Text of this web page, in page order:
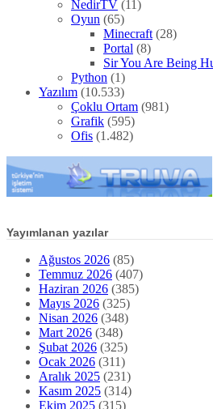
NedirTV (11)
Oyun (65)
Minecraft (28)
Portal (8)
Sir You Are Being
Python (1)
Yazılım (10.533)
Çoklu Ortam (981)
Grafik (595)
Ofis (1.482)
Yayımlanan yazılar
Ağustos 2026 (85)
Temmuz 2026 (407)
Haziran 2026 (385)
Mayıs 2026 (325)
Nisan 2026 (348)
Mart 2026 (348)
Şubat 2026 (325)
Ocak 2026 (311)
Aralık 2025 (231)
Kasım 2025 (314)
Ekim 2025 (315)